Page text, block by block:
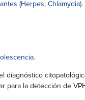
(Herpes, Chlamydia).
diagnóstico
para la detección de